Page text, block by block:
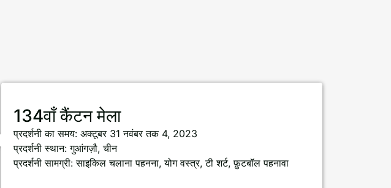
134वाँ कैंटन मेला
प्रदर्शनी का समय: अक्टूबर 31 नवंबर तक 4, 2023
प्रदर्शनी स्थान: गुआंगज़ौ, चीन
प्रदर्शनी सामग्री: साइकिल चलाना पहनना, योग वस्त्र, टी शर्ट, फ़ुटबॉल पहनावा